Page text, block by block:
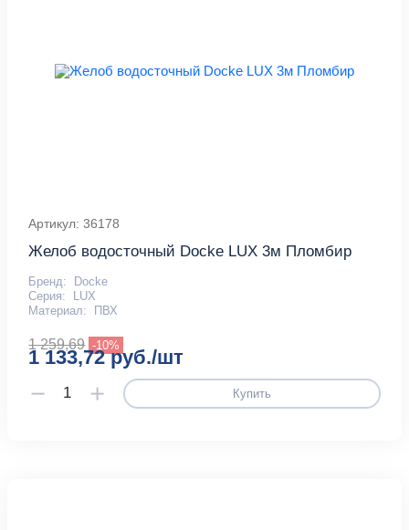
Артикул: 36178
Желоб водосточный Docke LUX 3м Пломбир
Бренд:
Docke
Серия:
LUX
Материал:
ПВХ
1 259,69 -10%
1 133,72 руб./шт
Купить